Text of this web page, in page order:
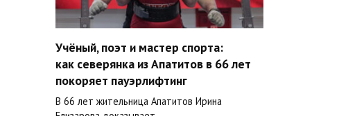
Учёный, поэт и мастер спорта:
как северянка из Апатитов в 66 лет
покоряет пауэрлифтинг
В 66 лет жительница Апатитов Ирина